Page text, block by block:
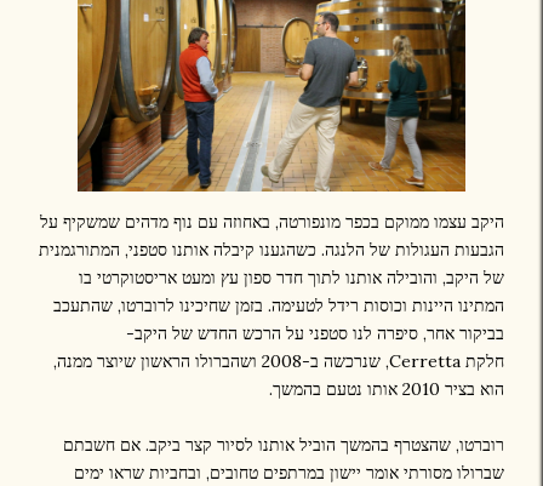
היקב עצמו ממוקם בכפר מונפורטה, באחוזה עם נוף מדהים שמשקיף על
הגבעות העגולות של הלנגה. כשהגענו קיבלה אותנו סטפני, המתורגמנית
של היקב, והובילה אותנו לתוך חדר ספון עץ ומעט אריסטוקרטי בו
המתינו היינות וכוסות רידל לטעימה. בזמן שחיכינו לרוברטו, שהתעכב
בביקור אחר, סיפרה לנו סטפני על הרכש החדש של היקב-
חלקת Cerretta, שנרכשה ב-2008 ושהברולו הראשון שיוצר ממנה,
הוא בציר 2010 אותו נטעם בהמשך.
רוברטו, שהצטרף בהמשך הוביל אותנו לסיור קצר ביקב. אם חשבתם
שברולו מסורתי אומר יישון במרתפים טחובים, ובחביות שראו ימים